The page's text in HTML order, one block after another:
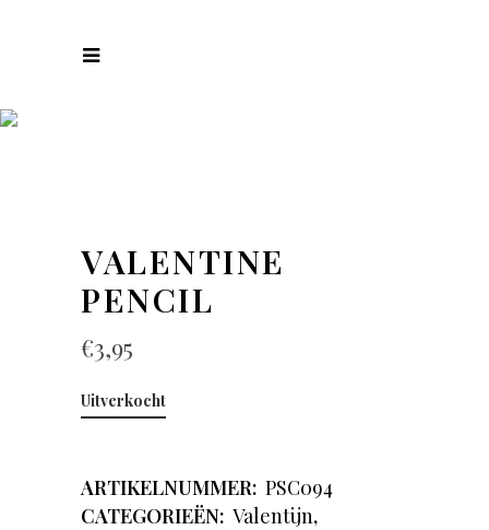
VALENTINE
PENCIL
€3,95
Uitverkocht
ARTIKELNUMMER: PSC094
CATEGORIEËN: Valentijn,